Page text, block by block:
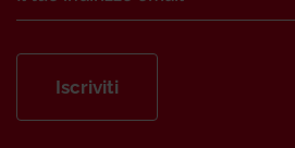
Iscriviti